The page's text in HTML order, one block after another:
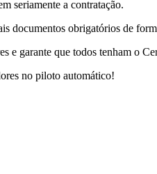
seriamente a contratação.
documentos obrigatórios de
e garante que todos tenham o
no piloto automático!